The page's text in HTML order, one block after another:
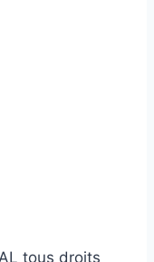
tous droits